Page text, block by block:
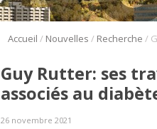
Accueil / Nouvelles / Recherche /
Guy Rutter: ses
associés au
26 novembre 2021